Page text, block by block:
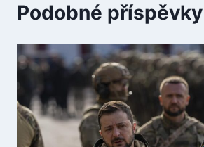
Podobné příspěvky